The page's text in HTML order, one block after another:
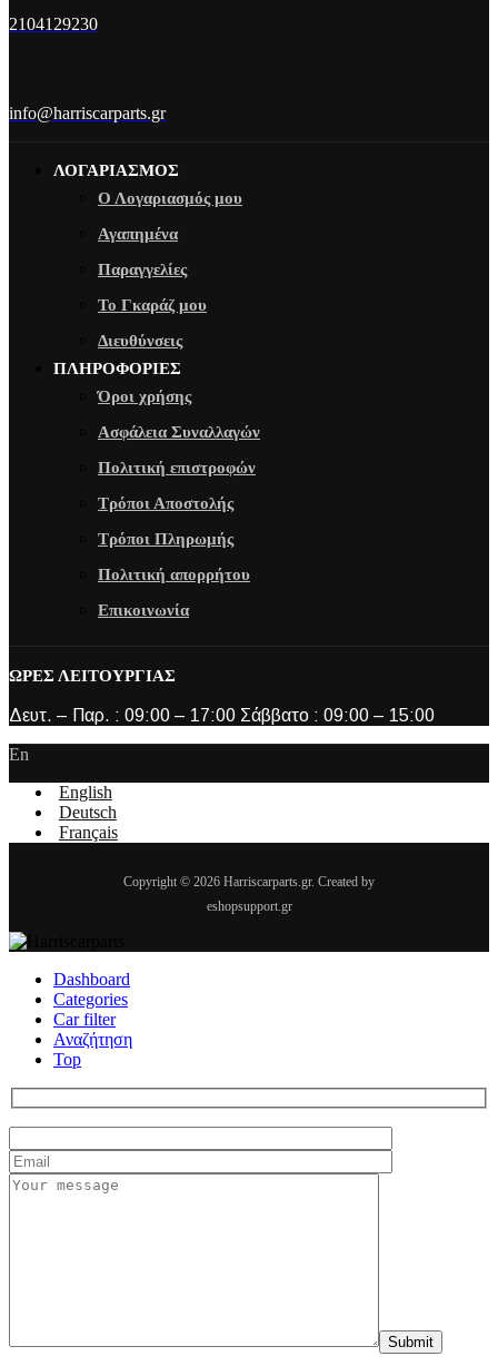
2104129230
info@harriscarparts.gr
ΛΟΓΑΡΙΑΣΜΟΣ
Ο Λογαριασμός μου
Αγαπημένα
Παραγγελίες
Το Γκαράζ μου
Διευθύνσεις
ΠΛΗΡΟΦΟΡΙΕΣ
Όροι χρήσης
Ασφάλεια Συναλλαγών
Πολιτική επιστροφών
Τρόποι Αποστολής
Τρόποι Πληρωμής
Πολιτική απορρήτου
Επικοινωνία
ΩΡΕΣ ΛΕΙΤΟΥΡΓΙΑΣ
Δευτ. – Παρ. : 09:00 – 17:00 Σάββατο : 09:00 – 15:00
En
English
Deutsch
Français
Copyright © 2026 Harriscarparts.gr. Created by
eshopsupport.gr
Dashboard
Categories
Car filter
Αναζήτηση
Top